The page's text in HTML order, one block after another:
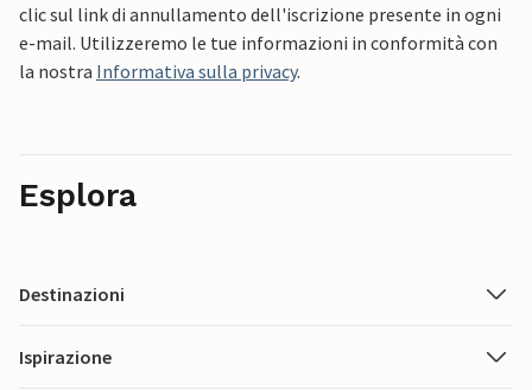
clic sul link di annullamento dell'iscrizione presente in ogni
e-mail. Utilizzeremo le tue informazioni in conformità con
la nostra Informativa sulla privacy.
Esplora
Destinazioni
Ispirazione